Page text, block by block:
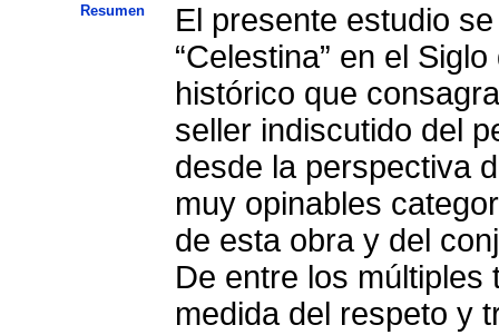
Resumen
El presente estudio
“Celestina” en el
histórico que
seller indiscutido del
desde la perspectiva
muy opinables
de esta obra y del
De entre los múltiples
medida del respeto y